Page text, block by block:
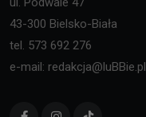
43-300 Bielsko-Biała
tel. 573 692 276
e-mail: redakcja@luBBie.pl